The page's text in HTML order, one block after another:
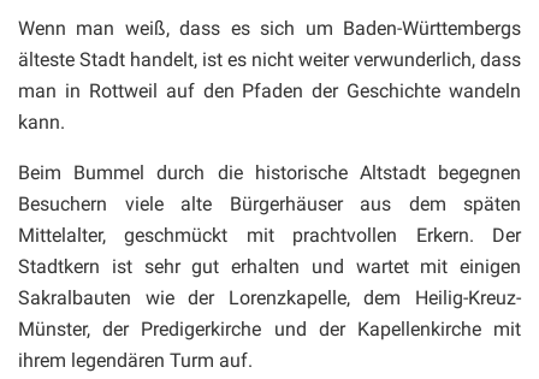
Wenn man weiß, dass es sich um Baden-Württembergs
älteste Stadt handelt, ist es nicht weiter verwunderlich, dass
man in Rottweil auf den Pfaden der Geschichte wandeln
kann.
Beim Bummel durch die historische Altstadt begegnen
Besuchern viele alte Bürgerhäuser aus dem späten
Mittelalter, geschmückt mit prachtvollen Erkern. Der
Stadtkern ist sehr gut erhalten und wartet mit einigen
Sakralbauten wie der Lorenzkapelle, dem Heilig-Kreuz-
Münster, der Predigerkirche und der Kapellenkirche mit
ihrem legendären Turm auf.